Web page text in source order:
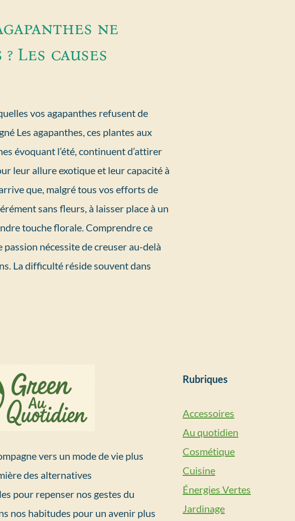
ne
Les causes
vos agapanthes refusent de
Les agapanthes, ces plantes aux
évoquant l’été, continuent d’attirer
leur allure exotique et leur capacité à
que, malgré tous vos efforts de
sans fleurs, à laisser place à un
touche florale. Comprendre ce
nécessite de creuser au-delà
La difficulté réside souvent dans
vers un mode de vie plus
des alternatives
pour repenser nos gestes du
nos habitudes pour un avenir plus
Rubriques
Accessoires
Au quotidien
Cosmétique
Cuisine
Énergies Vertes
Jardinage